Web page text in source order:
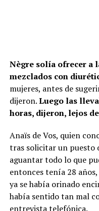
Nègre solía ofrecer a
mezclados con
mujeres, antes de
dijeron.Luego las
horas, dijeron, lejos
Anaïs de Vos, quien
tras solicitar un puesto
aguantar todo lo que
entonces tenía 28
ya se había orinado
había sentido tan mal
entrevista telefónica.